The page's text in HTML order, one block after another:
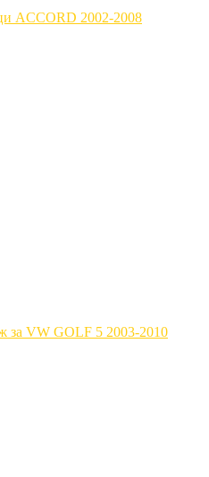
ACCORD 2002-2008
за VW GOLF 5 2003-2010